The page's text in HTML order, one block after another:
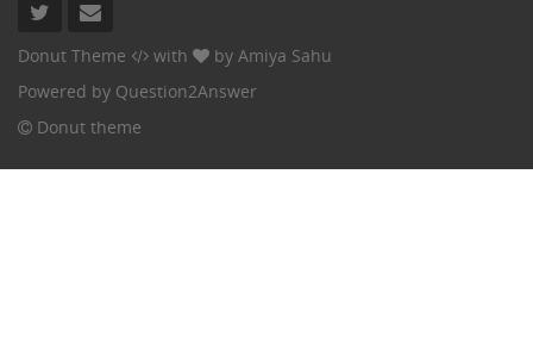
Donut Theme with by Amiya Sahu
Powered by Question2Answer
Donut theme